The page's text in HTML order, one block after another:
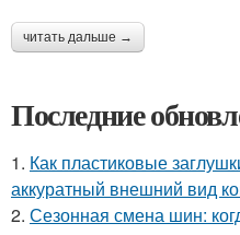
читать дальше →
Последние
1. Как пластиковые
аккуратный внешний вид
2. Сезонная смена шин: